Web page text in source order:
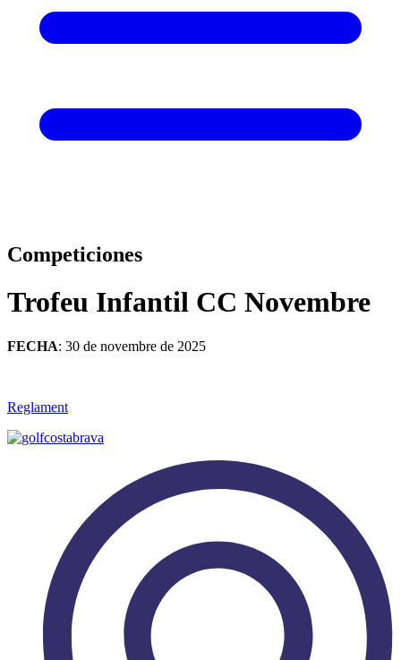
Competiciones
Trofeu Infantil CC Novembre
FECHA: 30 de novembre de 2025
Reglament